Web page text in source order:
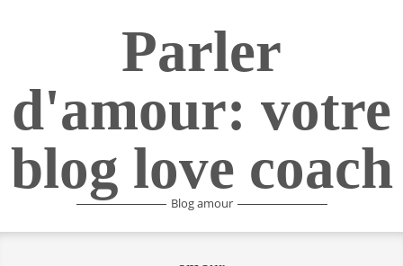
Parler
d'amour: votre
blog love coach
Blog amour